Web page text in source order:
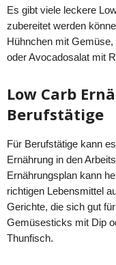
Es gibt viele leckere
zubereitet werden
Hühnchen mit
oder Avocadosalat mit
Low Carb
Berufstätige
Für Berufstätige kann
Ernährung in den
Ernährungsplan kann
richtigen Lebensmittel
Gerichte, die sich gut
Gemüsesticks mit Dip
Thunfisch.